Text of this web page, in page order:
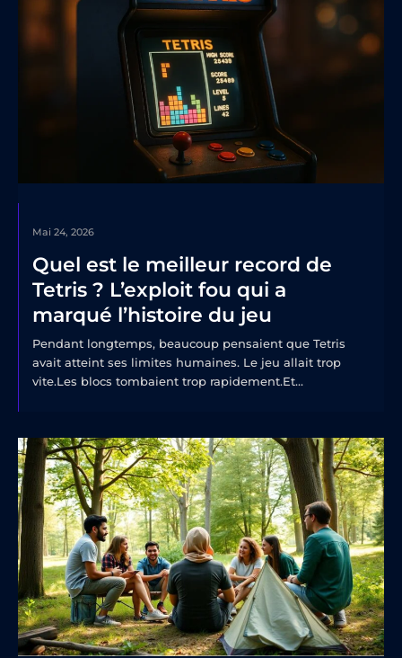
Mai 24, 2026
Quel est le meilleur record de
Tetris ? L’exploit fou qui a
marqué l’histoire du jeu
Pendant longtemps, beaucoup pensaient que Tetris
avait atteint ses limites humaines. Le jeu allait trop
vite.Les blocs tombaient trop rapidement.Et...